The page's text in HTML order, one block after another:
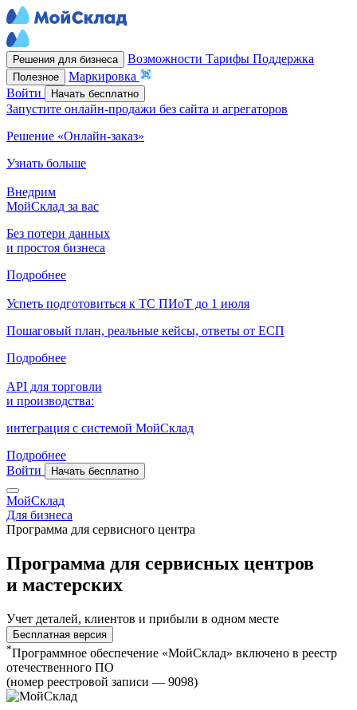
Решения для бизнеса Возможности Тарифы Поддержка
Полезное
Маркировка
Войти
Начать бесплатно
Запустите онлайн-продажи без сайта и агрегаторов
Решение «Онлайн-заказ»
Узнать больше
Внедрим
МойСклад за вас
Без потери данных
и простоя бизнеса
Подробнее
Успеть подготовиться к ТС ПИоТ до 1 июля
Пошаговый план, реальные кейсы, ответы от ЕСП
Подробнее
API для торговли
и производства:
интеграция с системой МойСклад
Подробнее
Войти
Начать бесплатно
МойСклад
Для бизнеса
Программа для сервисного центра
Программа для сервисных центров
и мастерских
Учет деталей, клиентов и прибыли в одном месте
Бесплатная версия
*Программное обеспечение «МойСклад» включено в реестр
отечественного ПО
(номер реестровой записи — 9098)